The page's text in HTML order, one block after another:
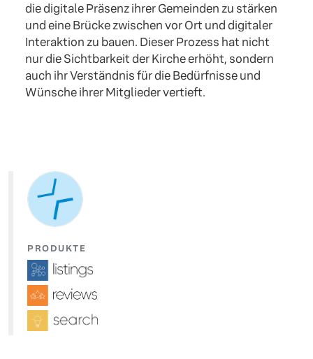
die digitale Präsenz ihrer Gemeinden zu stärken
und eine Brücke zwischen vor Ort und digitaler
Interaktion zu bauen. Dieser Prozess hat nicht
nur die Sichtbarkeit der Kirche erhöht, sondern
auch ihr Verständnis für die Bedürfnisse und
Wünsche ihrer Mitglieder vertieft.
PRODUKTE